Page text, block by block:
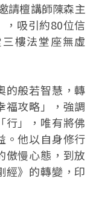
請檀講師陳森主
，吸引約80位信
樓法堂座無虛
的般若智慧，轉
福攻略」，強調
行」，唯有將佛
。他以自身修行
傲慢心態，到放
經》的轉變，印